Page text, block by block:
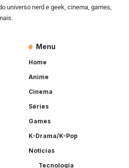
universo nerd e geek, cinema, games,
Menu
Home
Anime
Cinema
Séries
Games
K-Drama/K-Pop
Notícias
Tecnologia